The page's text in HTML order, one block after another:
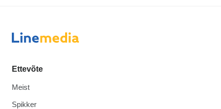
Ettevõte
Meist
Spikker